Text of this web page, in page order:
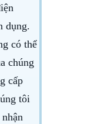
dụng.
có thể
chúng
cấp
tôi